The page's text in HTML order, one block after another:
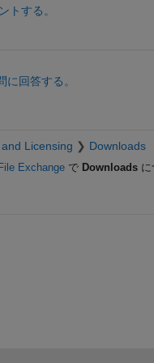
トする。
回答する。
Licensing Downloads
File Exchangeで Downloadsに